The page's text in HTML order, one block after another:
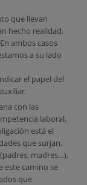
que llevan
hecho realidad.
ambos casos
a su lado
el papel del
con las
laboral,
está el
que surjan,
madres…),
este camino se
que